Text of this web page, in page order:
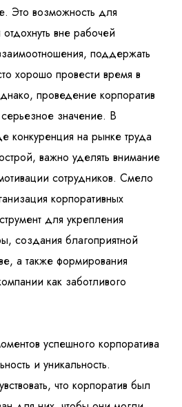
Это возможность для
вне рабочей
поддержать
хорошо провести время в
проведение корпоратив
значение. В
конкуренция на рынке труда
важно уделять внимание
сотрудников. Смело
корпоративных
для укрепления
создания благоприятной
а также формирования
как заботливого
успешного корпоратива
и уникальность.
что корпоратив был